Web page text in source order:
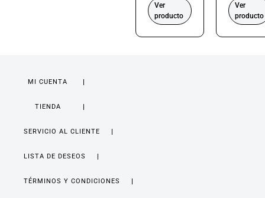
Ver
producto
Ver
producto
MI CUENTA
TIENDA
SERVICIO AL CLIENTE
LISTA DE DESEOS
TÉRMINOS Y CONDICIONES